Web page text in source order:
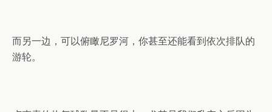
而另一边，可以俯瞰尼罗河，你甚至还能看到依次排队的
游轮。